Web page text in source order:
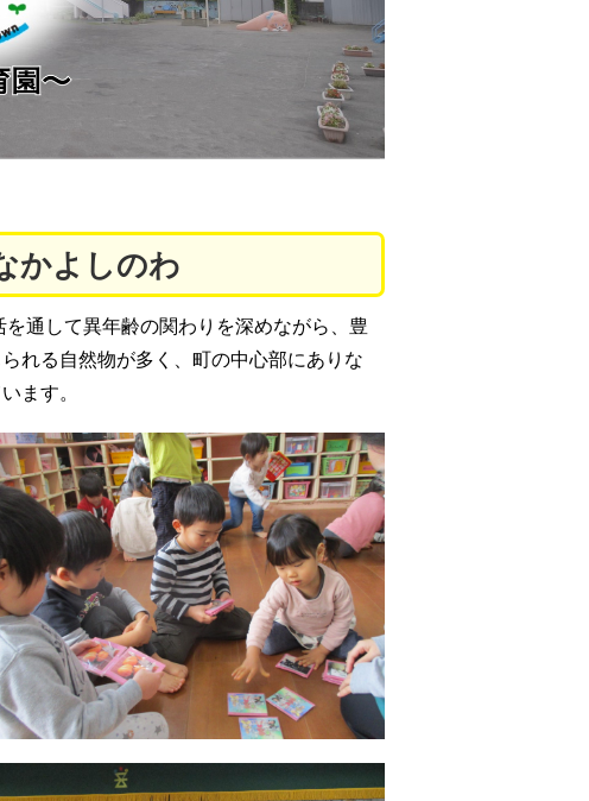
かよしのわ
通して異年齢の関わりを深めながら、豊
れる自然物が多く、町の中心部にありな
ます。